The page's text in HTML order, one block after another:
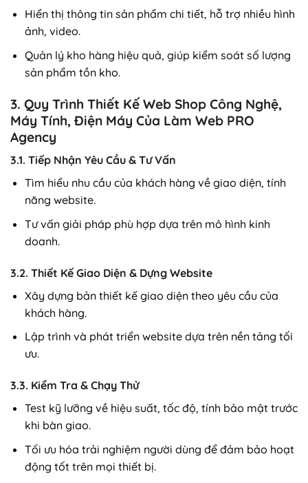
Hiển thị thông tin sản phẩm chi tiết, hỗ trợ nhiều hình
ảnh, video.
Quản lý kho hàng hiệu quả, giúp kiểm soát số lượng
sản phẩm tồn kho.
3. Quy Trình Thiết Kế Web Shop Công Nghệ,
Máy Tính, Điện Máy Của Làm Web PRO
Agency
3.1. Tiếp Nhận Yêu Cầu & Tư Vấn
Tìm hiểu nhu cầu của khách hàng về giao diện, tính
năng website.
Tư vấn giải pháp phù hợp dựa trên mô hình kinh
doanh.
3.2. Thiết Kế Giao Diện & Dựng Website
Xây dựng bản thiết kế giao diện theo yêu cầu của
khách hàng.
Lập trình và phát triển website dựa trên nền tảng tối
ưu.
3.3. Kiểm Tra & Chạy Thử
Test kỹ lưỡng về hiệu suất, tốc độ, tính bảo mật trước
khi bàn giao.
Tối ưu hóa trải nghiệm người dùng để đảm bảo hoạt
động tốt trên mọi thiết bị.